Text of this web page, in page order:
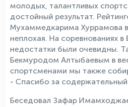
молодых, талантливых
достойный результат.
Мухаммедкарима Хуррамова
неплохая. На соревнованиях
недостатки были очевидны.
Бекмуродом Алтыбаевым в
спортсменами мы также
- Спасибо за содержательный
Беседовал Зафар